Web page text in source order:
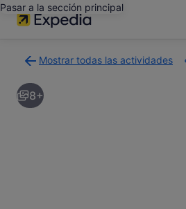
Pasar a la sección principal
Mostrar todas las actividades
a
la
página
8+